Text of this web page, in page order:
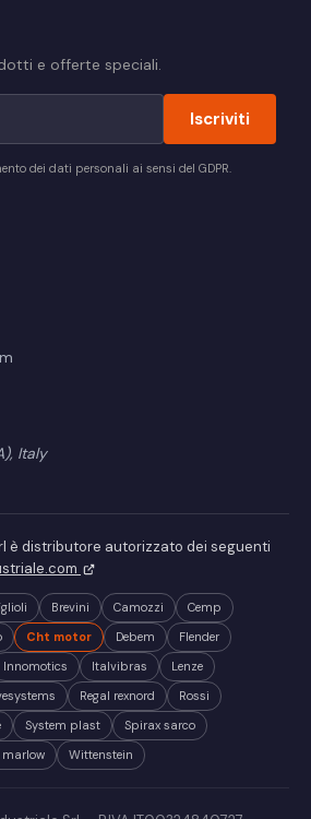
e offerte speciali.
Iscriviti
dei dati personali ai sensi del GDPR.
Italy
è distributore autorizzato dei seguenti
Brevini Camozzi
Cemp
Cht motor Debem
Flender
Innomotics Italvibras
Lenze
Regal rexnord
Rossi
System plast
Spirax sarco
Wittenstein